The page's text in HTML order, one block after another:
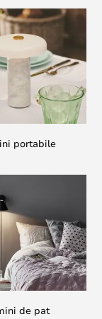
portabile
de pat